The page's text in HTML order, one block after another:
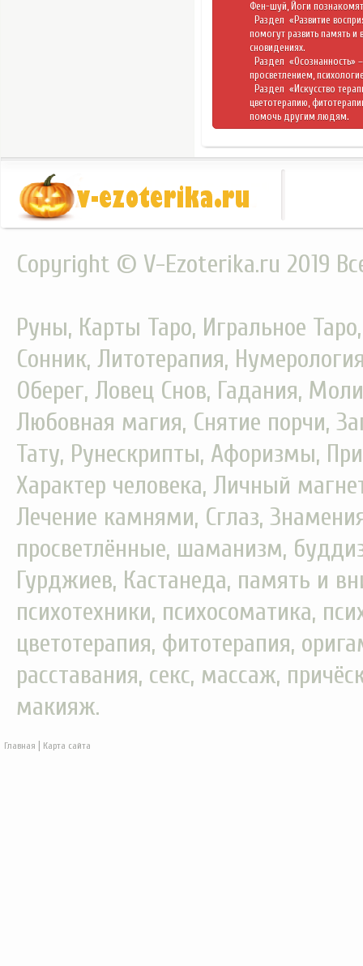
Фен-шуй, Йоги
Раздел «Развитие
помогут развить память и
сновидениях.
Раздел «Осознанность»
просветлением,
Раздел «Искусство
цветотерапию,
помочь другим людям.
Copyright © V-Ezoterika.ru 2019
Руны, Карты Таро, Игральное
Сонник, Литотерапия,
Оберег, Ловец Снов, Гадания,
Любовная магия, Снятие порчи,
Тату, Рунескрипты, Афоризмы,
Характер человека, Личный
Лечение камнями, Сглаз,
просветлённые, шаманизм,
Гурджиев, Кастанеда, память и
психотехники, психосоматика,
цветотерапия, фитотерапия,
расставания, секс, массаж,
макияж.
Главная Карта сайта